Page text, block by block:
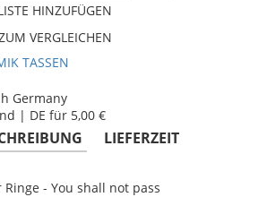
HINZUFÜGEN
VERGLEICHEN
TASSEN
Germany
| DE für 5,00 €
LIEFERZEIT
- You shall not pass